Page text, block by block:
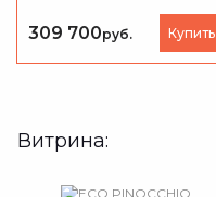
2xAES50, USB-audio,
предустановленная плата
DN32-LIVE, рековое
крепление в комплекте.
309 700руб. Купить
Витрина: